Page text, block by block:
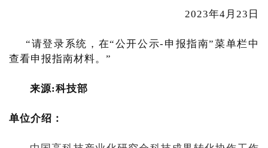
2023年4月23日
“请登录系统，在“公开公示-申报指南”菜单栏中
查看申报指南材料。”
来源:科技部
单位介绍：